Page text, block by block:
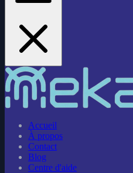
Accueil
À propos
Contact
Blog
Centre d'aide